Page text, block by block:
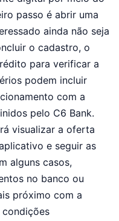
passo é abrir uma
ainda não seja
o cadastro, o
para verificar a
podem incluir
com a
pelo C6 Bank.
visualizar a oferta
e seguir as
alguns casos,
no banco ou
próximo com a